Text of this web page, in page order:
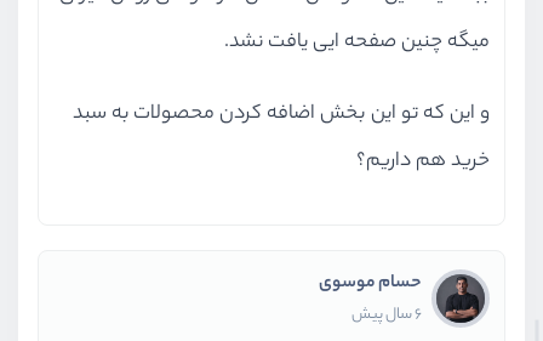
میگه چنین صفحه ایی یافت نشد.
و این که تو این بخش اضافه کردن محصولات به سبد
خرید هم داریم؟
حسام موسوی
6 سال پیش